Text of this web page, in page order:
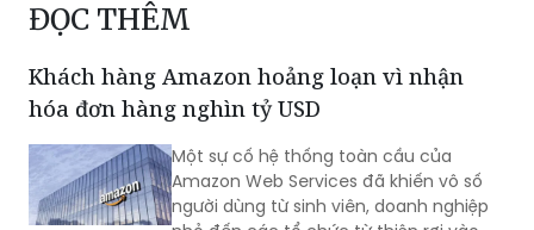
ĐỌC THÊM
Khách hàng Amazon hoảng loạn vì nhận
hóa đơn hàng nghìn tỷ USD
Một sự cố hệ thống toàn cầu của
Amazon Web Services đã khiến vô số
người dùng từ sinh viên, doanh nghiệp